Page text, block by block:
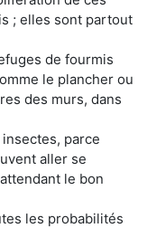
; elles sont partout
de fourmis
le plancher ou
des murs, dans
parce
aller se
le bon
les probabilités